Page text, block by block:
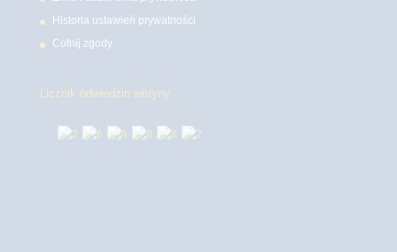
Historia ustawień prywatności
Cofnij zgody
Licznik odwiedzin witryny